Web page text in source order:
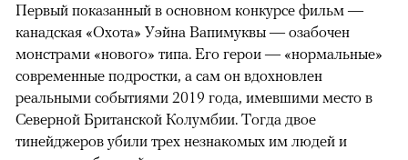
Первый показанный в основном конкурсе фильм —
канадская «Охота» Уэйна Вапимуквы — озабочен
монстрами «нового» типа. Его герои — «нормальные»
современные подростки, а сам он вдохновлен
реальными событиями 2019 года, имевшими место в
Северной Британской Колумбии. Тогда двое
тинейджеров убили трех незнакомых им людей и